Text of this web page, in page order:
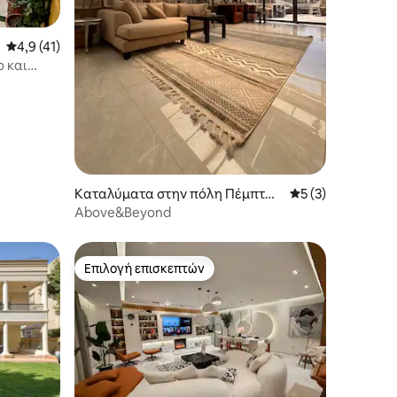
Μέση βαθμολογία: 4,9 στα 5, 41 κριτικές
4,9 (41)
και
Καταλύματα στην πόλη Πέμπτη
Συγκέντρωση
Μέση
5 (3)
Above&Beyond
Επιλογή επισκεπτών
Επιλογή επισκεπτών